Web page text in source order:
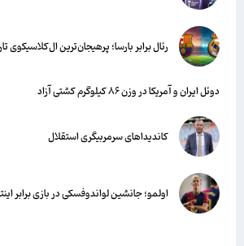
رئال برابر بارسا؛ پرهیجان‌‌ترین ال‌کلاسیکوی
دوئل ایران و آمریکا در وزن ۸۶ کیلوگرم کشتی آزاد
کاندیداهای سرمربیگری استقلال
اولمو؛ جانشین لواندوفسکی در بازی برابر اینتر